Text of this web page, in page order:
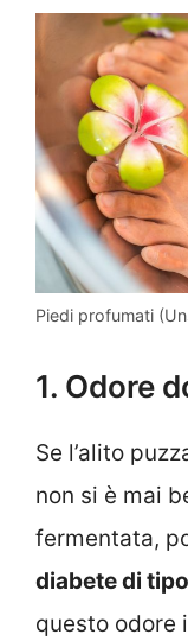
Piedi profumati
1. Odore
Se l’alito
non si è mai
fermentata,
diabete di
questo odore